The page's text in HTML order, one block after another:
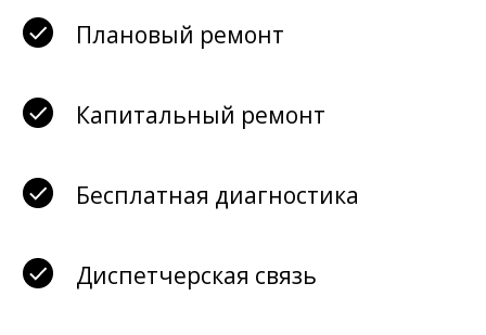
Плановый ремонт
Капитальный ремонт
Бесплатная диагностика
Диспетчерская связь